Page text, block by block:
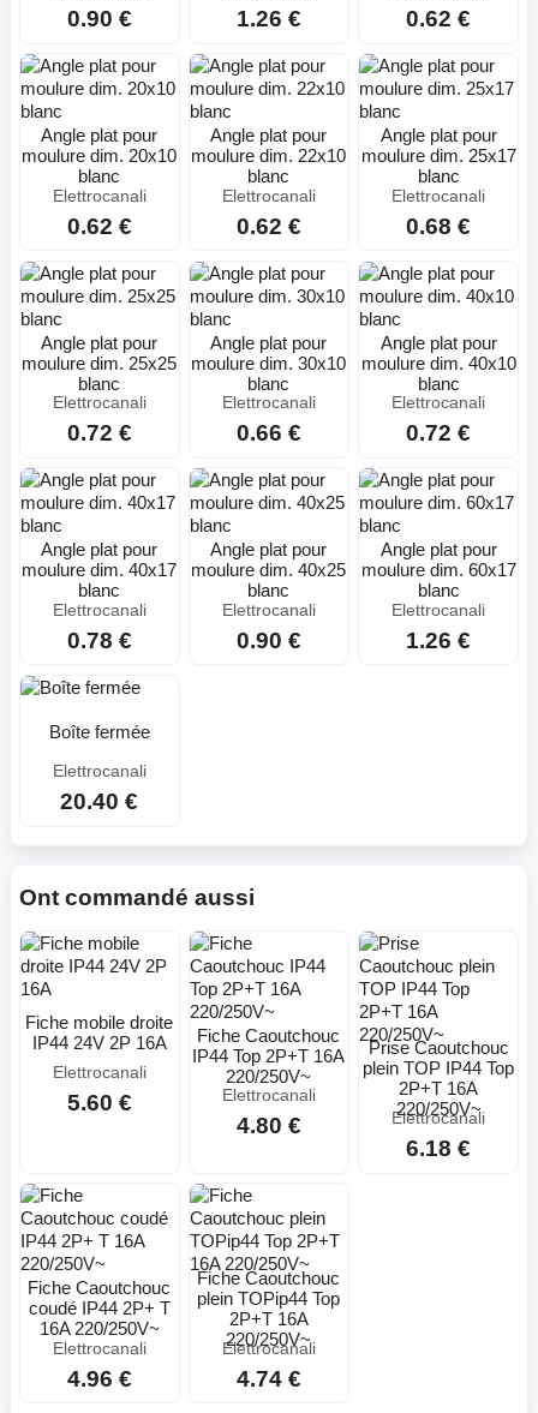
0.90 € 1.26 € 0.62 €
Angle plat pour
moulure dim. 20x10
blanc
Elettrocanali
0.62 €
Angle plat pour
moulure dim. 22x10
blanc
Elettrocanali
0.62 €
Angle plat pour
moulure dim. 25x17
blanc
Elettrocanali
0.68 €
Angle plat pour
moulure dim. 25x25
blanc
Elettrocanali
0.72 €
Angle plat pour
moulure dim. 30x10
blanc
Elettrocanali
0.66 €
Angle plat pour
moulure dim. 40x10
blanc
Elettrocanali
0.72 €
Angle plat pour
moulure dim. 40x17
blanc
Elettrocanali
0.78 €
Angle plat pour
moulure dim. 40x25
blanc
Elettrocanali
0.90 €
Angle plat pour
moulure dim. 60x17
blanc
Elettrocanali
1.26 €
Boîte fermée
Elettrocanali
20.40 €
Ont commandé aussi
Fiche mobile droite
IP44 24V 2P 16A
Elettrocanali
5.60 €
Fiche Caoutchouc
IP44 Top 2P+T 16A
220/250V~
Elettrocanali
4.80 €
Prise Caoutchouc
plein TOP IP44 Top
2P+T 16A
220/250V~
Elettrocanali
6.18 €
Fiche Caoutchouc
coudé IP44 2P+ T
16A 220/250V~
Elettrocanali
4.96 €
Fiche Caoutchouc
plein TOPip44 Top
2P+T 16A
220/250V~
Elettrocanali
4.74 €